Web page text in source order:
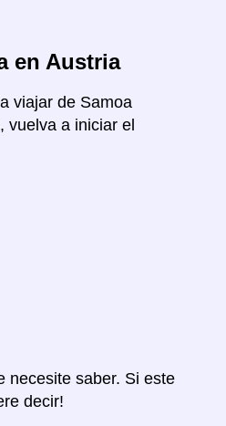
en Austria
viajar de Samoa
vuelva a iniciar el
necesite saber. Si este
decir!